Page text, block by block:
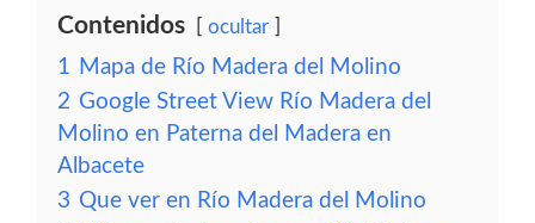
Contenidos ocultar
1 Mapa de Río Madera del Molino
2 Google Street View Río Madera del
Molino en Paterna del Madera en
Albacete
3 Que ver en Río Madera del Molino